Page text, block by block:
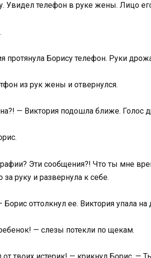
Увидел телефон в руке жены. Лицо
протянула Борису телефон. Руки
из рук жены и отвернулся.
— Виктория подошла ближе. Голос
Эти сообщения?! Что ты мне
за руку и развернула к себе.
оттолкнул ее. Виктория упала на
— слезы потекли по щекам.